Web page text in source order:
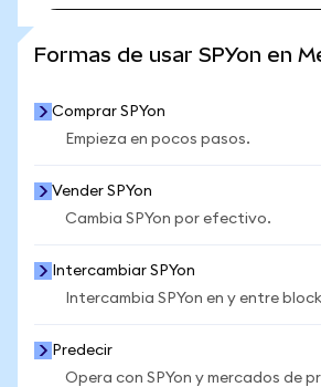
Formas de usar SPYon en
Comprar SPYon
Empieza en pocos pasos.
Vender SPYon
Cambia SPYon por efectivo.
Intercambiar SPYon
Intercambia SPYon en y entre
Predecir
Opera con SPYon y mercados de